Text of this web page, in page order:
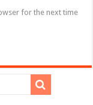
for the next time